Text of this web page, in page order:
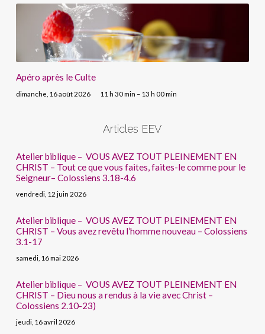
Apéro après le Culte
dimanche, 16 août 2026 11 h 30 min – 13 h 00 min
Articles EEV
Atelier biblique – VOUS AVEZ TOUT PLEINEMENT EN
CHRIST – Tout ce que vous faites, faites-le comme pour le
Seigneur– Colossiens 3.18-4.6
vendredi, 12 juin 2026
Atelier biblique – VOUS AVEZ TOUT PLEINEMENT EN
CHRIST – Vous avez revêtu l’homme nouveau – Colossiens
3.1-17
samedi, 16 mai 2026
Atelier biblique – VOUS AVEZ TOUT PLEINEMENT EN
CHRIST – Dieu nous a rendus à la vie avec Christ –
Colossiens 2.10-23)
jeudi, 16 avril 2026